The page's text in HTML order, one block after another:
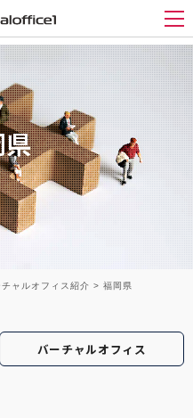
メ
チャルオフィス紹介 > 福岡県
バーチャルオフィス